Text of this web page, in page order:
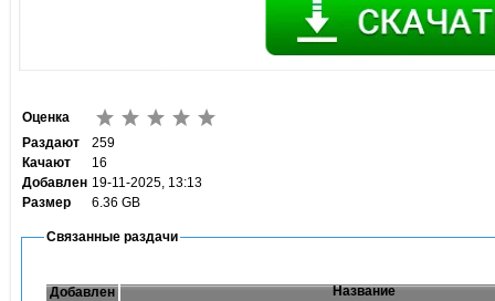
Оценка
Раздают
259
Качают
16
Добавлен 19-11-2025, 13:13
Размер
6.36 GB
Связанные раздачи
Добавлен Название